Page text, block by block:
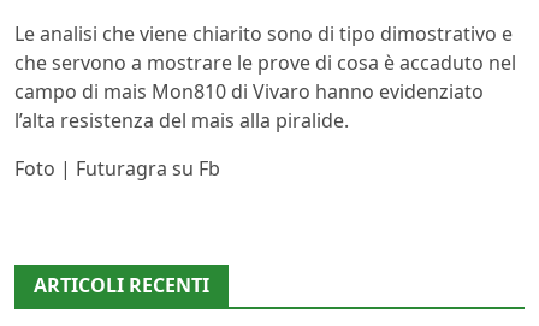
Le analisi che viene chiarito sono di tipo dimostrativo e
che servono a mostrare le prove di cosa è accaduto nel
campo di mais Mon810 di Vivaro hanno evidenziato
l’alta resistenza del mais alla piralide.
Foto | Futuragra su Fb
ARTICOLI RECENTI